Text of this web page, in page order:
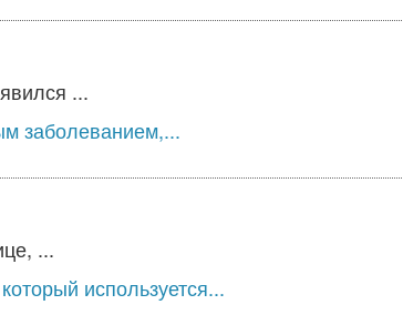
...
заболеванием,...
...
используется...